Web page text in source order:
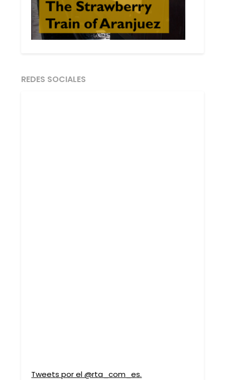
REDES SOCIALES
Tweets por el @rta_com_es.